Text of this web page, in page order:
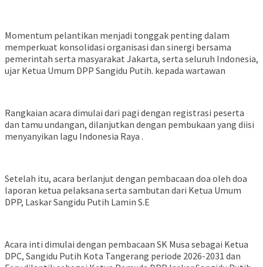
Momentum pelantikan menjadi tonggak penting dalam
memperkuat konsolidasi organisasi dan sinergi bersama
pemerintah serta masyarakat Jakarta, serta seluruh Indonesia,
ujar Ketua Umum DPP Sangidu Putih. kepada wartawan
Rangkaian acara dimulai dari pagi dengan registrasi peserta
dan tamu undangan, dilanjutkan dengan pembukaan yang diisi
menyanyikan lagu Indonesia Raya .
Setelah itu, acara berlanjut dengan pembacaan doa oleh doa
laporan ketua pelaksana serta sambutan dari Ketua Umum
DPP, Laskar Sangidu Putih Lamin S.E
Acara inti dimulai dengan pembacaan SK Musa sebagai Ketua
DPC, Sangidu Putih Kota Tangerang periode 2026-2031 dan